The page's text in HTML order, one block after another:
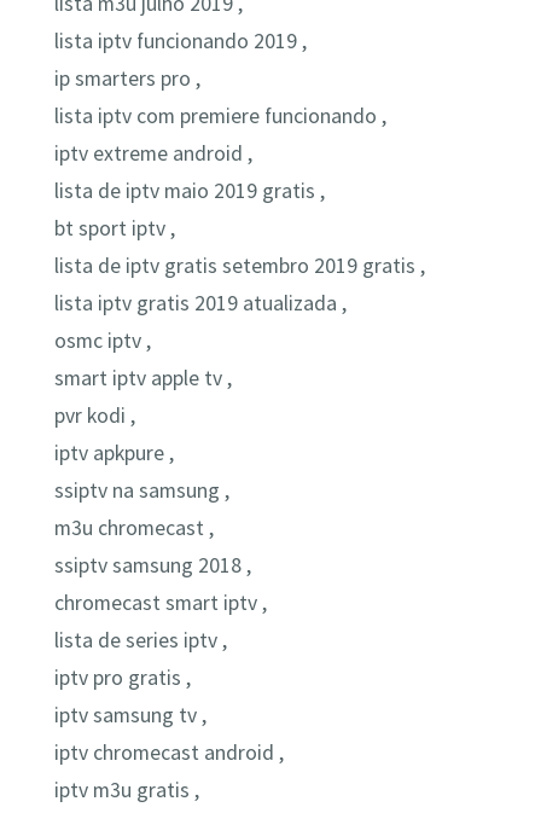
lista iptv funcionando 2019 ,
ip smarters pro ,
lista iptv com premiere funcionando ,
iptv extreme android ,
lista de iptv maio 2019 gratis ,
bt sport iptv ,
lista de iptv gratis setembro 2019 gratis ,
lista iptv gratis 2019 atualizada ,
osmc iptv ,
smart iptv apple tv ,
pvr kodi ,
iptv apkpure ,
ssiptv na samsung ,
m3u chromecast ,
ssiptv samsung 2018 ,
chromecast smart iptv ,
lista de series iptv ,
iptv pro gratis ,
iptv samsung tv ,
iptv chromecast android ,
iptv m3u gratis ,